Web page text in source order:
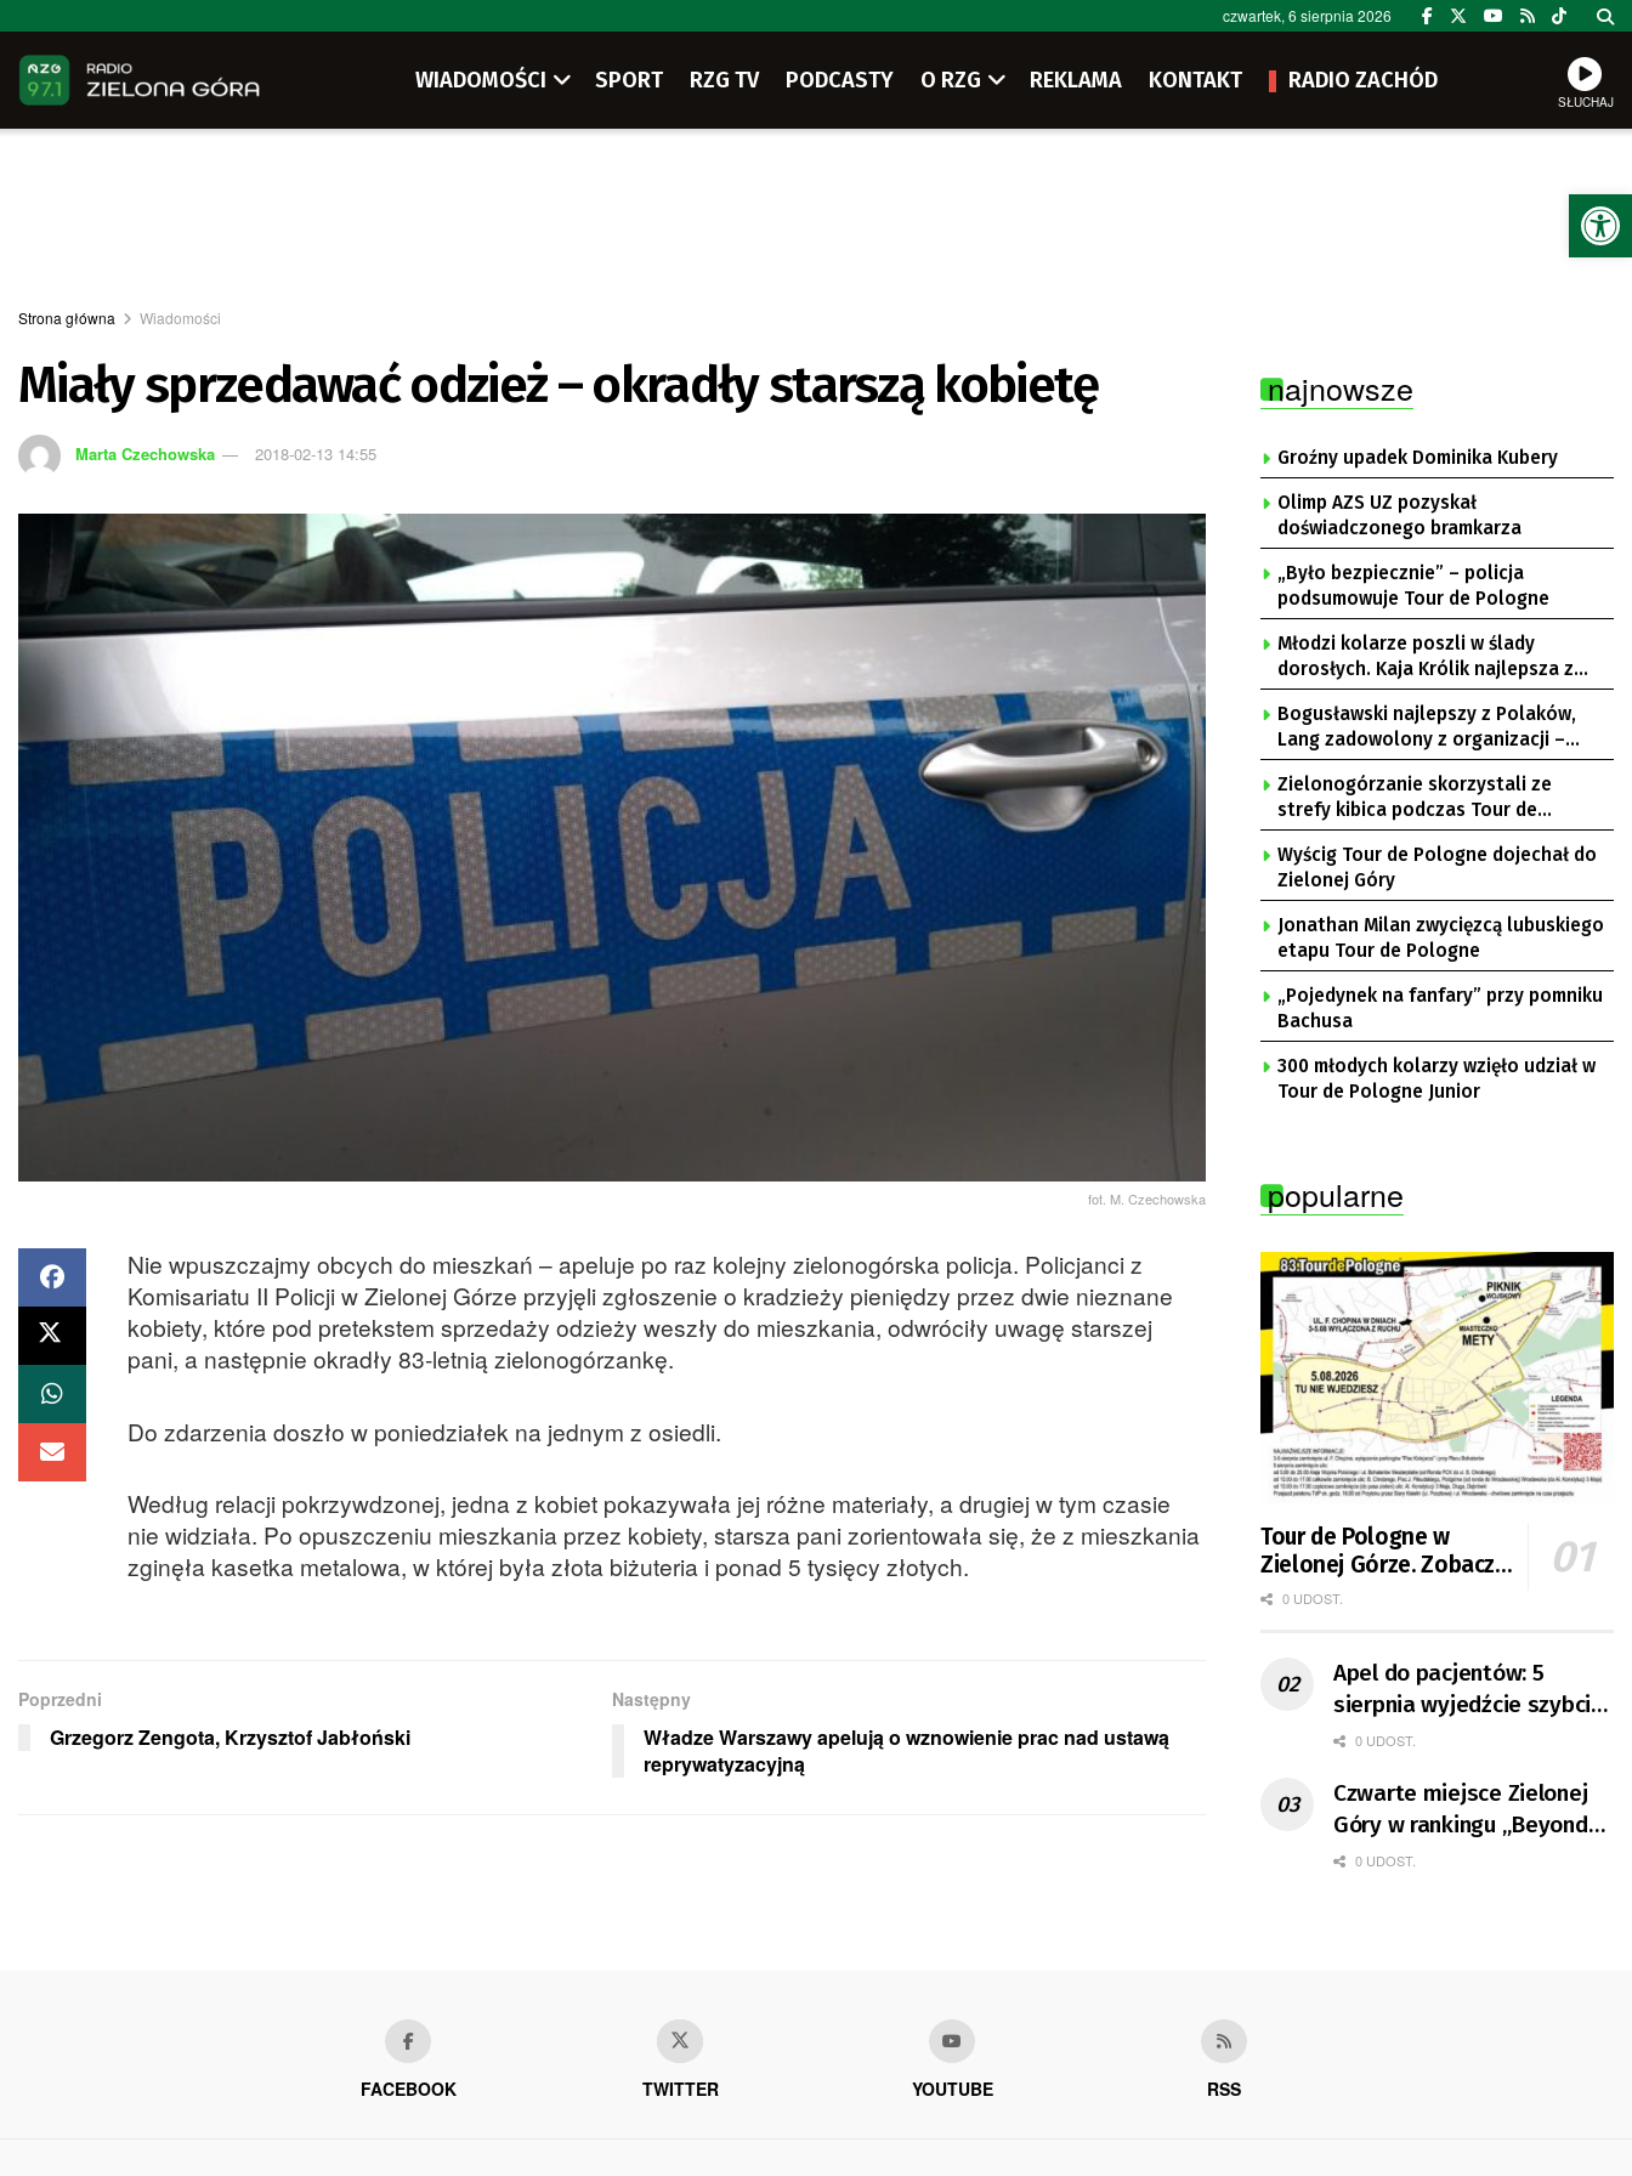
czwartek, 6 sierpnia 2026
WIADOMOŚCI SPORT RZG TV PODCASTY O RZG REKLAMA KONTAKT RADIO ZACHÓD
SŁUCHAJ
Strona główna Wiadomości
Miały sprzedawać odzież – okradły starszą kobietę
Marta Czechowska 2018-02-13 14:55
fot. M. Czechowska
Nie wpuszczajmy obcych do mieszkań – apeluje po raz kolejny zielonogórska policja. Policjanci z
Komisariatu II Policji w Zielonej Górze przyjęli zgłoszenie o kradzieży pieniędzy przez dwie nieznane
kobiety, które pod pretekstem sprzedaży odzieży weszły do mieszkania, odwróciły uwagę starszej
pani, a następnie okradły 83-letnią zielonogórzankę.
Do zdarzenia doszło w poniedziałek na jednym z osiedli.
Według relacji pokrzywdzonej, jedna z kobiet pokazywała jej różne materiały, a drugiej w tym czasie
nie widziała. Po opuszczeniu mieszkania przez kobiety, starsza pani zorientowała się, że z mieszkania
zginęła kasetka metalowa, w której była złota biżuteria i ponad 5 tysięcy złotych.
Poprzedni
Grzegorz Zengota, Krzysztof Jabłoński
Następny
Władze Warszawy apelują o wznowienie prac nad ustawą
reprywatyzacyjną
najnowsze
Groźny upadek Dominika Kubery
Olimp AZS UZ pozyskał
doświadczonego bramkarza
„Było bezpiecznie” – policja
podsumowuje Tour de Pologne
Młodzi kolarze poszli w ślady
dorosłych. Kaja Królik najlepsza z
Lubuszanek w Tour de Pologne Junior
Bogusławski najlepszy z Polaków,
Lang zadowolony z organizacji –
komentarze po 3. etapie Tour de
Pologne
Zielonogórzanie skorzystali ze
strefy kibica podczas Tour de
Pologne
Wyścig Tour de Pologne dojechał do
Zielonej Góry
Jonathan Milan zwycięzcą lubuskiego
etapu Tour de Pologne
„Pojedynek na fanfary” przy pomniku
Bachusa
300 młodych kolarzy wzięło udział w
Tour de Pologne Junior
popularne
Tour de Pologne w
Zielonej Górze. Zobacz
zmiany w organizacji
0 UDOST.
Apel do pacjentów: 5
sierpnia wyjedźcie szybciej
z domów
0 UDOST.
Czwarte miejsce Zielonej
Góry w rankingu „Beyond
the Hubs”
0 UDOST.
FACEBOOK TWITTER YOUTUBE RSS